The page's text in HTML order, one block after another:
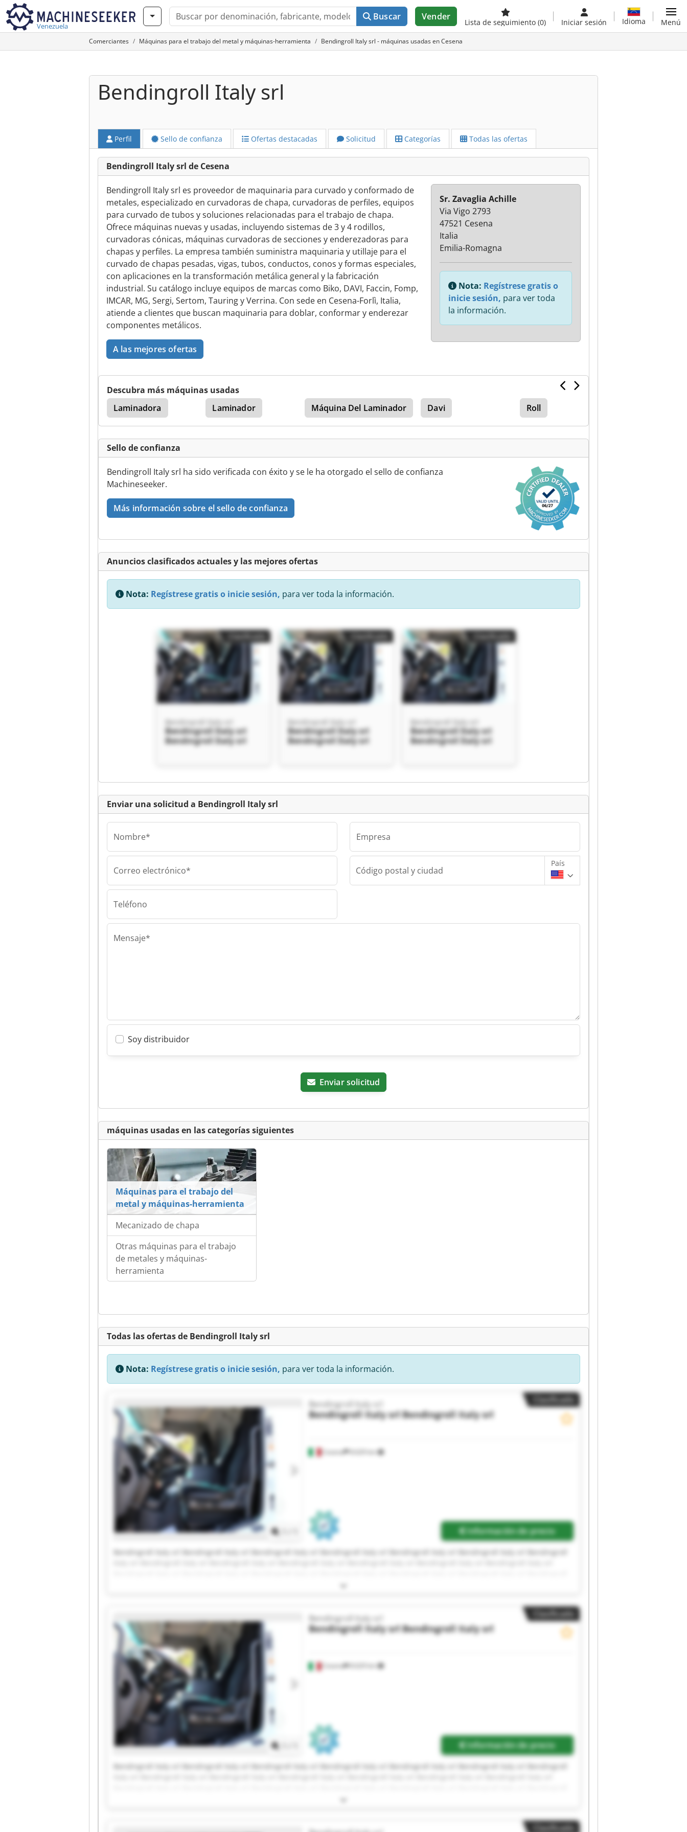
Venezuela
Buscar Vender
Lista de seguimiento (0) Iniciar sesión Idioma Menú
Comerciantes Máquinas para el trabajo del metal y máquinas-herramienta Bendingroll Italy srl - máquinas usadas en Cesena
Bendingroll Italy srl
Perfil Sello de confianza Ofertas destacadas Solicitud Categorías Todas las ofertas
Bendingroll Italy srl de Cesena
Bendingroll Italy srl es proveedor de maquinaria para curvado y conformado de
metales, especializado en curvadoras de chapa, curvadoras de perfiles, equipos
para curvado de tubos y soluciones relacionadas para el trabajo de chapa.
Ofrece máquinas nuevas y usadas, incluyendo sistemas de 3 y 4 rodillos,
curvadoras cónicas, máquinas curvadoras de secciones y enderezadoras para
chapas y perfiles. La empresa también suministra maquinaria y utillaje para el
curvado de chapas pesadas, vigas, tubos, conductos, conos y formas especiales,
con aplicaciones en la transformación metálica general y la fabricación
industrial. Su catálogo incluye equipos de marcas como Biko, DAVI, Faccin, Fomp,
IMCAR, MG, Sergi, Sertom, Tauring y Verrina. Con sede en Cesena-Forlì, Italia,
atiende a clientes que buscan maquinaria para doblar, conformar y enderezar
componentes metálicos.
A las mejores ofertas
Sr. Zavaglia Achille
Via Vigo 2793
47521 Cesena
Italia
Emilia-Romagna
Nota: Regístrese gratis o
inicie sesión, para ver toda
la información.
Descubra más máquinas usadas
Laminadora
Laminador Máquina Del Laminador Davi Roll
Sello de confianza
Bendingroll Italy srl ha sido verificada con éxito y se le ha otorgado el sello de confianza
Machineseeker.
Más información sobre el sello de confianza
Anuncios clasificados actuales y las mejores ofertas
Nota: Regístrese gratis o inicie sesión, para ver toda la información.
Bendingroll Italy srl
Bendingroll Italy srl
Bendingroll Italy srl
Bendingroll Italy srl
Bendingroll Italy srl
Bendingroll Italy srl
Bendingroll Italy srl
Bendingroll Italy srl
Bendingroll Italy srl
Bendingroll Italy srl
Bendingroll Italy srl
Clasificado
Enviar una solicitud a Bendingroll Italy srl
Nombre*
Correo electrónico*
Teléfono
Empresa
Código postal y ciudad
País
Mensaje*
Soy distribuidor
Enviar solicitud
máquinas usadas en las categorías siguientes
Máquinas para el trabajo del
metal y máquinas-herramienta
Mecanizado de chapa
Otras máquinas para el trabajo
de metales y máquinas-
herramienta
Todas las ofertas de Bendingroll Italy srl
Nota: Regístrese gratis o inicie sesión, para ver toda la información.
Cesena 8.629 km
Bendingroll Italy srl
Bendingroll Italy srlBendingroll Italy srl
Información de precio
Bendingroll Italy srl Bendingroll Italy srl Bendingroll Italy srl Bendingroll Italy srl Bendingroll Italy srl Bendingroll Italy srl Bendingroll
Clasificado
Cesena 8.629 km
Bendingroll Italy srl
Bendingroll Italy srlBendingroll Italy srl
Información de precio
Bendingroll Italy srl Bendingroll Italy srl Bendingroll Italy srl Bendingroll Italy srl Bendingroll Italy srl Bendingroll Italy srl Bendingroll
Clasificado